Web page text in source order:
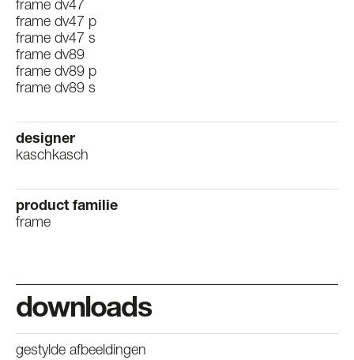
frame dv47
frame dv47 p
frame dv47 s
frame dv89
frame dv89 p
frame dv89 s
designer
kaschkasch
product familie
frame
downloads
gestylde afbeeldingen